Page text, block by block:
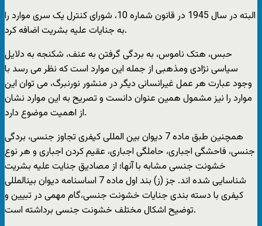
البته در سال 1945 در قانون شماره 10، شورای کنترل یک سری موارد را
به جنایات علیه بشریت اضافه کرد.
حبس، هتک ناموس، به بردگی گرفتن به عنف، شکنجه به دلایل
سیاسی نژادی ومذهبی از جمله این موارد است که نظر می رسد با
وجود عبارت هر عمل غیرانسانی دیگر در منشور نورنبرگ، می توان این
موارد را نیز مشمول همین عنوان دانست و تصریح به این موارد نشان
از اهمیت موضوع دارد.
همچنین طبق ماده 7 دیوان بین المللی کیفری تجاوز جنسی، بردگی
جنسی، فاحشگی اجباری، حاملگی اجباری، عقیم کردن اجباری و هر نوع
خشونت جنسی مشابه با آنها؛ از مصادیق جنایت علیه بشریت
شناسایی شده اند. جز (ز) بند اول ماده 7 اساسنامه دیوان بین‏المللی
کیفری با دسته‏ بندی‏ جنایات خشونت جنسی،گام مهمی در تبیین و
توضیح اشکال مختلف خشونت جنسی برداشته است.